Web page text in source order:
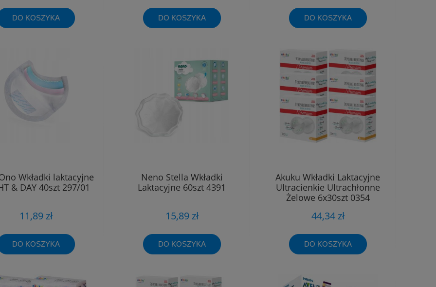
DO KOSZYKA DO KOSZYKA DO KOSZYKA
Wkładki laktacyjne
& DAY 40szt 297/01
11,89 zł
DO KOSZYKA
Neno Stella Wkładki
Laktacyjne 60szt 4391
15,89 zł
DO KOSZYKA
Akuku Wkładki Laktacyjne
Ultracienkie Ultrachłonne
Żelowe 6x30szt 0354
44,34 zł
DO KOSZYKA